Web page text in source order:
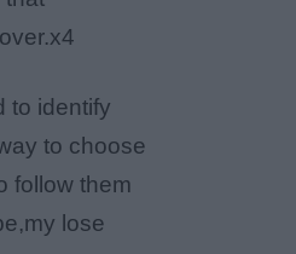
to identify
to choose
follow them
lose